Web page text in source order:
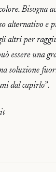
Bisogna
alternativo e
altri per
essere una
soluzione
dal capirlo”.